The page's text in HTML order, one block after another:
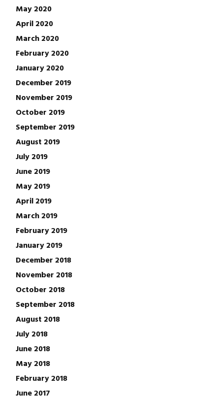
May 2020
April 2020
March 2020
February 2020
January 2020
December 2019
November 2019
October 2019
September 2019
August 2019
July 2019
June 2019
May 2019
April 2019
March 2019
February 2019
January 2019
December 2018
November 2018
October 2018
September 2018
August 2018
July 2018
June 2018
May 2018
February 2018
June 2017